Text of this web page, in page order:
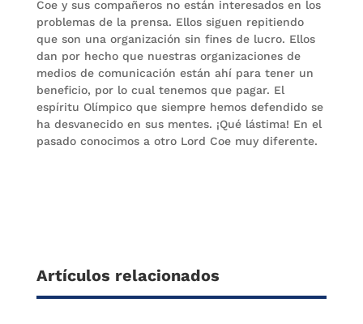
Coe y sus compañeros no están interesados en los
problemas de la prensa. Ellos siguen repitiendo
que son una organización sin fines de lucro. Ellos
dan por hecho que nuestras organizaciones de
medios de comunicación están ahí para tener un
beneficio, por lo cual tenemos que pagar. El
espíritu Olímpico que siempre hemos defendido se
ha desvanecido en sus mentes. ¡Qué lástima! En el
pasado conocimos a otro Lord Coe muy diferente.
Artículos relacionados